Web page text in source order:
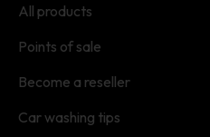
All products
Points of sale
Become a reseller
Car washing tips